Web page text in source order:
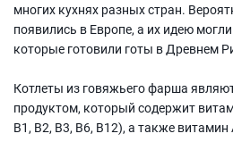
многих кухнях разных стран.
появились в Европе, а их идею
которые готовили готы в Древнем
Котлеты из говяжьего фарша
продуктом, который содержит
В1, В2, В3, В6, В12), а также